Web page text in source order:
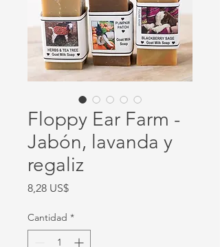
Floppy Ear Farm -
Jabón, lavanda y
regaliz
8,28 US$Precio
Cantidad *